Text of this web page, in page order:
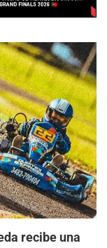
recibe una